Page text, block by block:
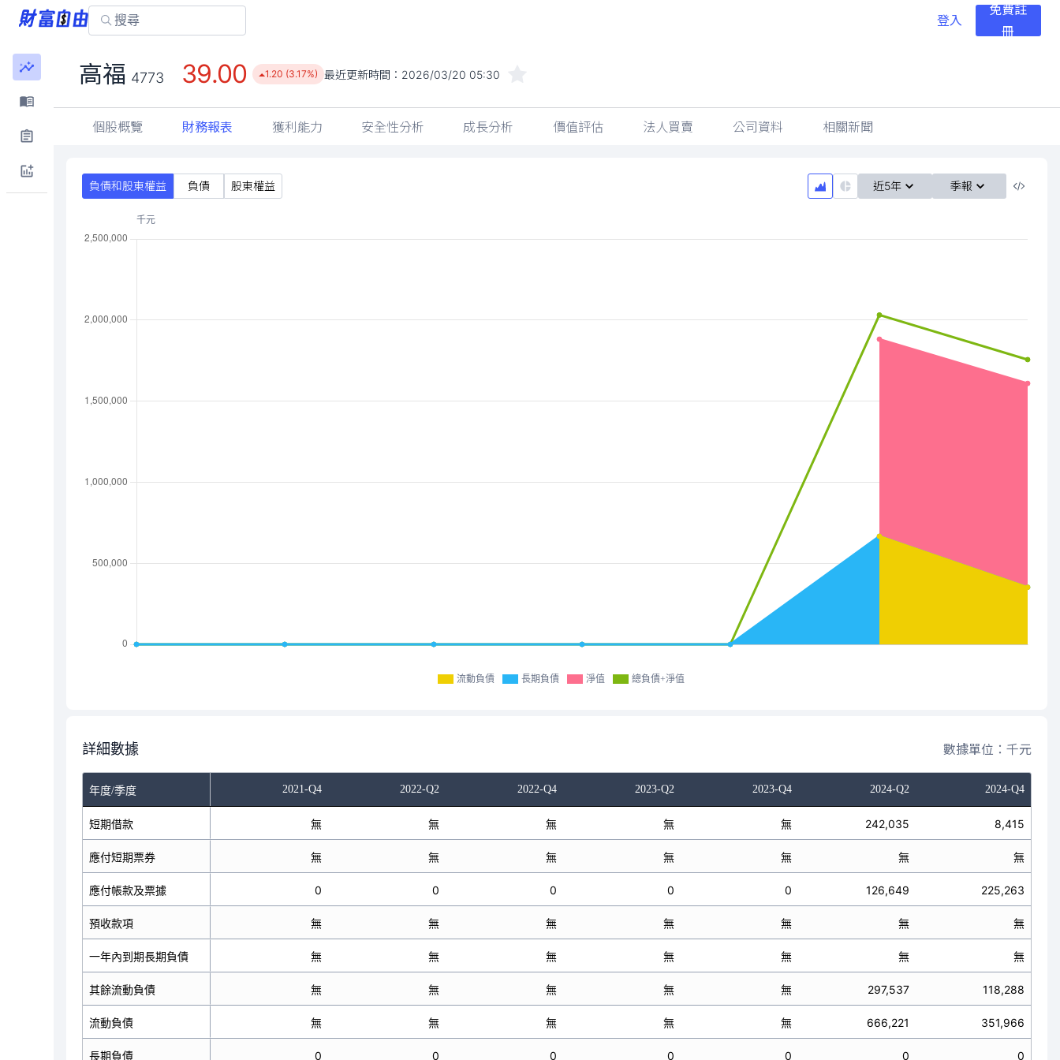
登入
免費註
冊
高福 4773 39.00 1.20 (3.17%) 最近更新時間： 2026/03/20 05:30
個股概覽 財務報表 獲利能力 安全性分析 成長分析 價值評估 法人買賣 公司資料 相關新聞
負債和股東權益 負債 股東權益 近5年 季報
流動負債 長期負債 淨值 總負債+淨值
詳細數據 數據單位：千元
年度/季度 2021-Q4 2022-Q2 2022-Q4 2023-Q2 2023-Q4 2024-Q2 2024-Q4
短期借款
應付短期票券
應付帳款及票據
預收款項
一年內到期長期負債
其餘流動負債
流動負債
長期負債
無 無 無 無 無 242,035 8,415
無 無 無 無 無 無 無
0 0 0 0 0 126,649 225,263
無 無 無 無 無 無 無
無 無 無 無 無 無 無
無 無 無 無 無 297,537 118,288
無 無 無 無 無 666,221 351,966
0 0 0 0 0 0 0